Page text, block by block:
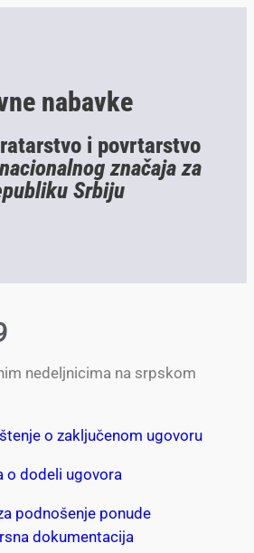
nabavke
i povrtarstvo
značaja za
Srbiju
nedeljnicima na srpskom
o zaključenom ugovoru
o dodeli ugovora
podnošenje ponude
dokumentacija